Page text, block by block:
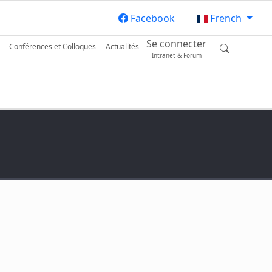
Facebook French
Conférences et Colloques Actualités Se connecter
Intranet & Forum